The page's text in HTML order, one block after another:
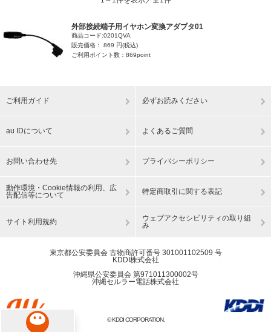
外部接続端子用イヤホン変換アダプタ01
商品コード:0201QVA
販売価格： 869 円(税込)
ご利用ポイント数：869point
ご利用ガイド 必ずお読みください
au IDについて よくあるご質問
お問い合わせ先 プライバシーポリシー
動作環境・Cookie情報の利用、広
告配信等について
特定商取引に関する表記
サイト利用規約
ウェブアクセシビリティの取り組
み
東京都公安委員会 古物商許可番号 301001102509 号
KDDI株式会社
沖縄県公安委員会 第971011300002号
沖縄セルラー電話株式会社
© KDDI CORPORATION.